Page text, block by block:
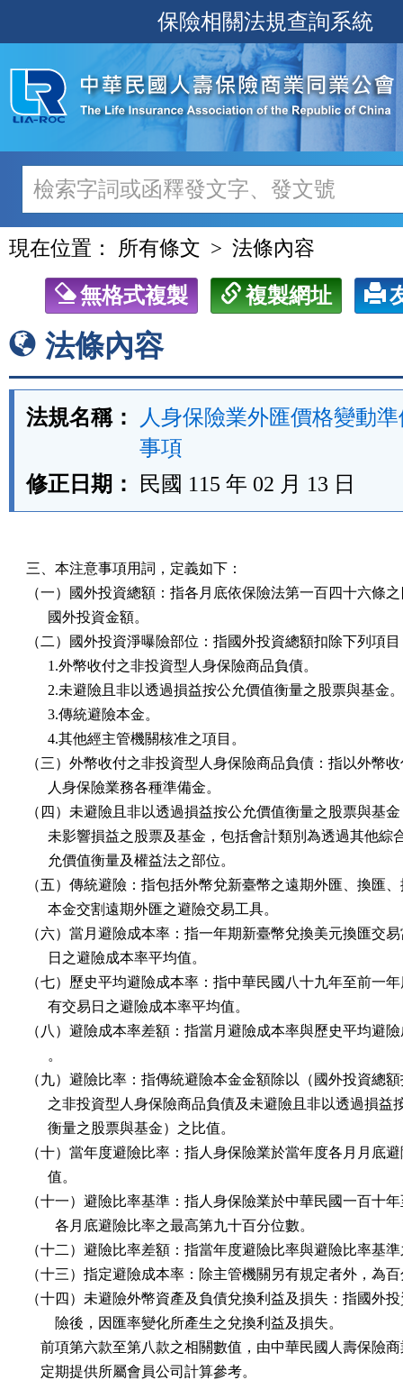
至
主
內
容
保險相關法規查詢系統
現在位置： 所有條文 法條內容
無格式複製 複製網址
法條內容
法規名稱：
人身保險業外匯價格變動
事項
修正日期：
民國 115 年 02 月 13 日
三、本注意事項用詞，定義如下：
（一）國外投資總額：指各月底依保險法第一百四十六條
      國外投資金額。
（二）國外投資淨曝險部位：指國外投資總額扣除下列項
      1.外幣收付之非投資型人身保險商品負債。
      2.未避險且非以透過損益按公允價值衡量之股票與基金。
      3.傳統避險本金。
      4.其他經主管機關核准之項目。
（三）外幣收付之非投資型人身保險商品負債：指以外幣
      人身保險業務各種準備金。
（四）未避險且非以透過損益按公允價值衡量之股票與基
未影響損益之股票及基金，包括會計類別為透過其他綜
      允價值衡量及權益法之部位。
（五）傳統避險：指包括外幣兌新臺幣之遠期外匯、換匯
      本金交割遠期外匯之避險交易工具。
（六）當月避險成本率：指一年期新臺幣兌換美元換匯交
      日之避險成本率平均值。
（七）歷史平均避險成本率：指中華民國八十九年至前一
      有交易日之避險成本率平均值。
（八）避險成本率差額：指當月避險成本率與歷史平均避
      。
（九）避險比率：指傳統避險本金金額除以（國外投資總
之非投資型人身保險商品負債及未避險且非以透過損益
      衡量之股票與基金）之比值。
（十）當年度避險比率：指人身保險業於當年度各月月底
      值。
（十一）避險比率基準：指人身保險業於中華民國一百十
        各月底避險比率之最高第九十百分位數。
（十二）避險比率差額：指當年度避險比率與避險比率基
（十三）指定避險成本率：除主管機關另有規定者外，為
（十四）未避險外幣資產及負債兌換利益及損失：指國外
        險後，因匯率變化所產生之兌換利益及損失。
前項第六款至第八款之相關數值，由中華民國人壽保險
    定期提供所屬會員公司計算參考。